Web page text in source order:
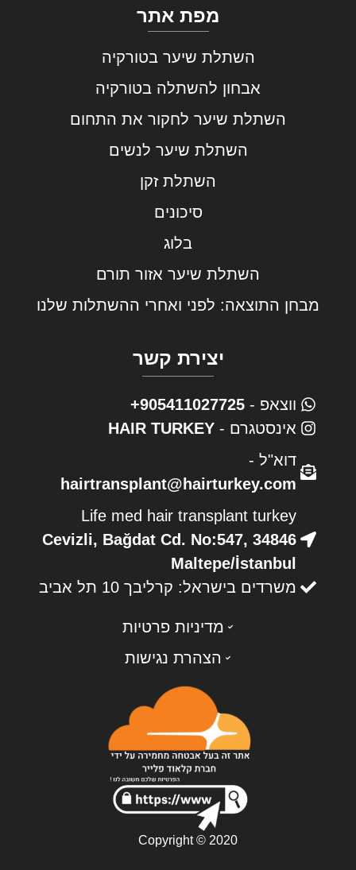
מפת אתר
השתלת שיער בטורקיה
אבחון להשתלה בטורקיה
השתלת שיער לחקור את התחום
השתלת שיער לנשים
השתלת זקן
סיכונים
בלוג
השתלת שיער אזור תורם
מבחן התוצאה: לפני ואחרי ההשתלות שלנו
יצירת קשר
ווצאפ - 905411027725+
אינסטגרם - HAIR TURKEY
דוא"ל -
hairtransplant@hairturkey.com
Life med hair transplant turkey
Cevizli, Bağdat Cd. No:547, 34846
Maltepe/İstanbul
משרדים בישראל: קרליבך 10 תל אביב
מדיניות פרטיות
הצהרת נגישות
Copyright © 2020